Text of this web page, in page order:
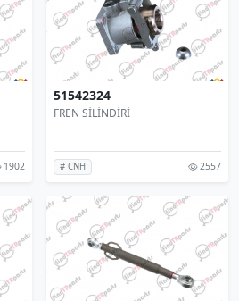
1902
51542324
FREN SİLİNDİRİ
# CNH 2557